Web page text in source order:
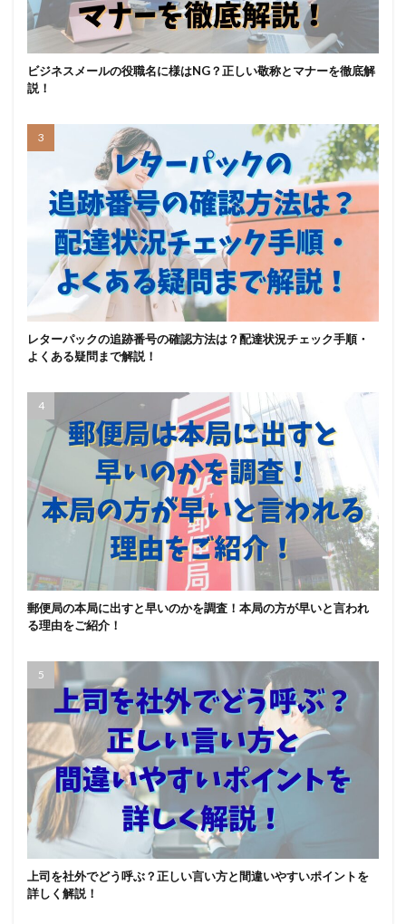
ビジネスメールの役職名に様はNG？正しい敬称とマナーを徹底解
説！
レターパックの追跡番号の確認方法は？配達状況チェック手順・
よくある疑問まで解説！
郵便局の本局に出すと早いのかを調査！本局の方が早いと言われ
る理由をご紹介！
上司を社外でどう呼ぶ？正しい言い方と間違いやすいポイントを
詳しく解説！